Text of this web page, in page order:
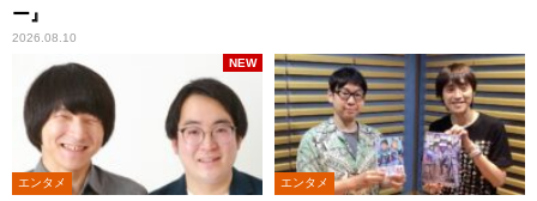
ー』
2026.08.10
エンタメ
NEW
エンタメ